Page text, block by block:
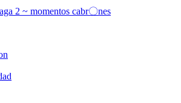
2 ~ momentos cabr〇nes